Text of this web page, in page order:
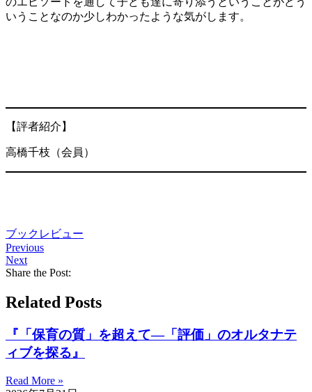
いうことなのか少しわかったような気がします。
【評者紹介】
高橋千枝（会員）
ブックレビュー
Previous
Next
Share the Post:
Related Posts
『「保育の質」を超えて―「評価」のオルタナテ
ィブを探る』
Read More »